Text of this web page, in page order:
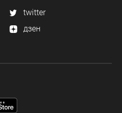
twitter
дзен